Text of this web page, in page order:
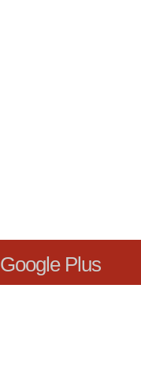
Google Plus